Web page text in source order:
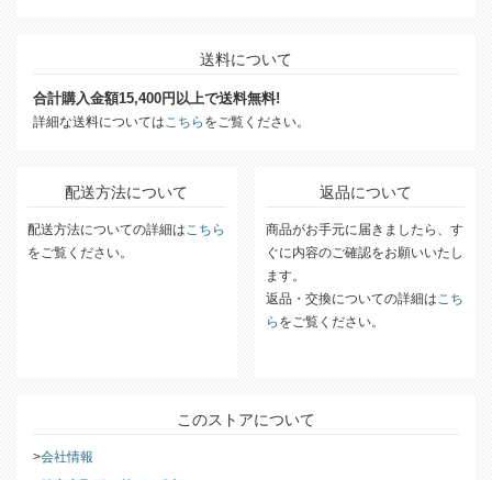
送料について
合計購入金額15,400円以上で送料無料!
詳細な送料については こちら をご覧ください。
配送方法について
配送方法についての詳細は こちら
をご覧ください。
返品について
商品がお手元に届きましたら、す
ぐに内容のご確認をお願いいたし
ます。
返品・交換についての詳細は こち
ら をご覧ください。
このストアについて
会社情報